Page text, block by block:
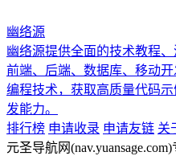
幽络源
幽络源提供全面的技术教程
前端、后端、数据库、移动
编程技术，获取高质量代码
发能力。
排行榜 申请收录 申请友链 关
元圣导航网